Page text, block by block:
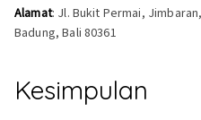
Alamat: Jl. Bukit Permai,
Badung, Bali 80361
Kesimpulan